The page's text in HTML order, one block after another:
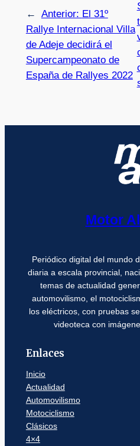
← Anterior: El 31º
Rallye Internacional Villa
de Adeje decidirá el
Supercampeonato de
España de Rallyes 2022
Motor
Periódico digital del mundo
diaria a escala provincial,
temas de actualidad
automovilismo, el
los eléctricos, con pruebas
videoteca con
Enlaces
Inicio
Actualidad
Automovilismo
Motociclismo
Clásicos
4×4